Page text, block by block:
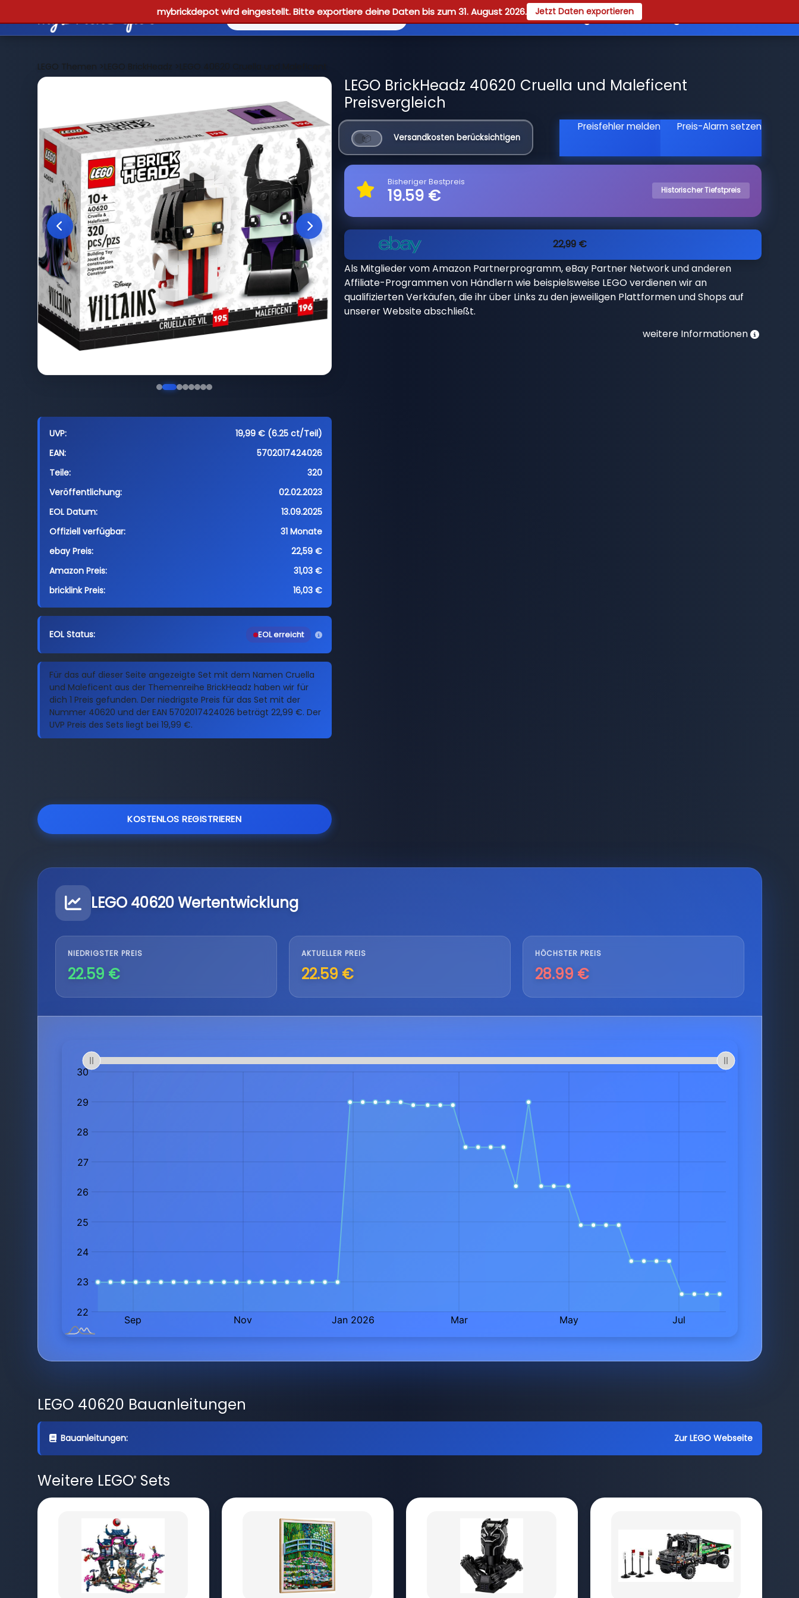
mybrickdepot wird eingestellt. Bitte exportiere deine Daten bis zum 31. August 2026. Jetzt Daten exportieren
Reviews Guides Registrieren
LEGO Themen >LEGO BrickHeadz >LEGO 40620 Cruella und Maleficent
UVP:
19,99 € (6.25 ct/Teil)
EAN:
5702017424026
Teile:
320
Veröffentlichung:
02.02.2023
EOL Datum:
13.09.2025
Offiziell verfügbar:
31 Monate
ebay Preis:
22,59 €
Amazon Preis:
31,03 €
bricklink Preis:
16,03 €
EOL Status: EOL erreicht
Für das auf dieser Seite angezeigte Set mit dem Namen Cruella
und Maleficent aus der Themenreihe BrickHeadz haben wir für
dich 1 Preis gefunden. Der niedrigste Preis für das Set mit der
Nummer 40620 und der EAN 5702017424026 beträgt 22,99 €. Der
UVP Preis des Sets liegt bei 19,99 €.
KOSTENLOS REGISTRIEREN
LEGO BrickHeadz 40620 Cruella und Maleficent
Preisvergleich
Versandkosten berücksichtigen
Preisfehler melden Preis-Alarm setzen
Bisheriger Bestpreis
19.59 € Historischer Tiefstpreis
22,99 €
Als Mitglieder vom Amazon Partnerprogramm, eBay Partner Network und anderen
Affiliate-Programmen von Händlern wie beispielsweise LEGO verdienen wir an
qualifizierten Verkäufen, die ihr über Links zu den jeweiligen Plattformen und Shops auf
unserer Website abschließt.
weitere Informationen
LEGO 40620 Wertentwicklung
NIEDRIGSTER PREIS
22.59 €
AKTUELLER PREIS
22.59 €
HÖCHSTER PREIS
28.99 €
LEGO 40620 Bauanleitungen
Bauanleitungen: Zur LEGO Webseite
Weitere LEGO®Sets